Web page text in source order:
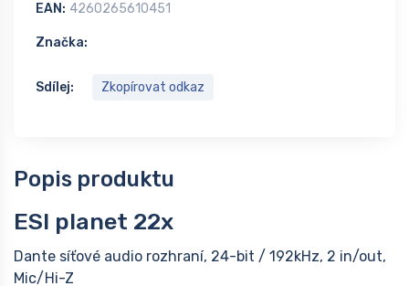
EAN: 4260265610451
Značka:
Sdílej: Zkopírovat odkaz
Popis produktu
ESI planet 22x
Dante síťové audio rozhraní, 24-bit / 192kHz, 2 in/out,
Mic/Hi-Z